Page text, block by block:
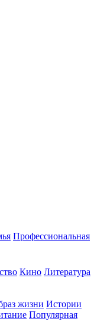
Профессиональная
Кино Литература
жизни Истории
Популярная